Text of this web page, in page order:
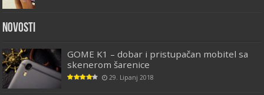
Novosti
GOME K1 – dobar i pristupačan mobitel sa
skenerom šarenice
29. Lipanj 2018